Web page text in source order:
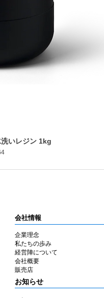
いレジン 1kg
会社情報
企業理念
私たちの歩み
​経営陣について
会社概要
​販売店
​お知らせ